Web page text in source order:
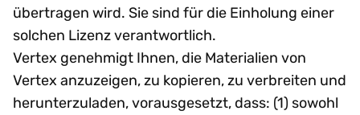
übertragen wird. Sie sind für die Einholung einer
solchen Lizenz verantwortlich.
Vertex genehmigt Ihnen, die Materialien von
Vertex anzuzeigen, zu kopieren, zu verbreiten und
herunterzuladen, vorausgesetzt, dass: (1) sowohl